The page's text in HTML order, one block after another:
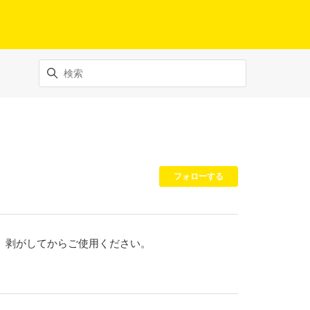
フォローする
がしてからご使用ください。